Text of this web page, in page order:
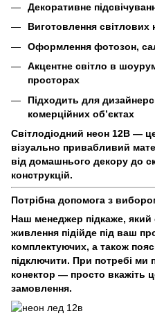
Декоративне
Виготовлення світлових
Оформлення фотозон,
Акцентне світло в
просторах
Підходить для
комерційних об’єктах
Світлодіодний неон 12В —
візуально привабливий
від домашнього декору до
конструкцій.
Потрібна допомога з
Наш менеджер підкаже, який
живлення підійде під ваш
комплектуючих, а також
підключити. При потребі ми
конектор — просто вкажіть
замовлення.